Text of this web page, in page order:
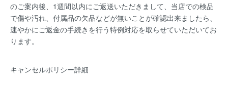
のご案内後、1週間以内にご返送いただきまして、当店での検品
で傷や汚れ、付属品の欠品などが無いことが確認出来ましたら、
速やかにご返金の手続きを行う特例対応を取らせていただいてお
ります。
キャンセルポリシー詳細